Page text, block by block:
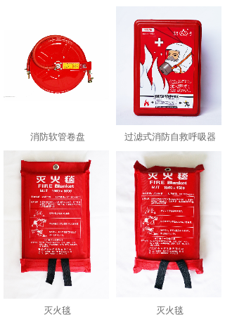
消防软管卷盘 过滤式消防自救呼吸器
灭火毯
灭火毯